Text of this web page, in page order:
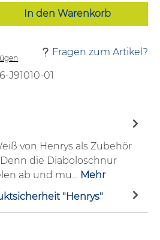
Gib den
In den Warenkorb
Fragen zum Artikel?
J91010-01
von Henrys als Zubehör
die Diaboloschnur
ab und mu… Mehr
"Henrys"